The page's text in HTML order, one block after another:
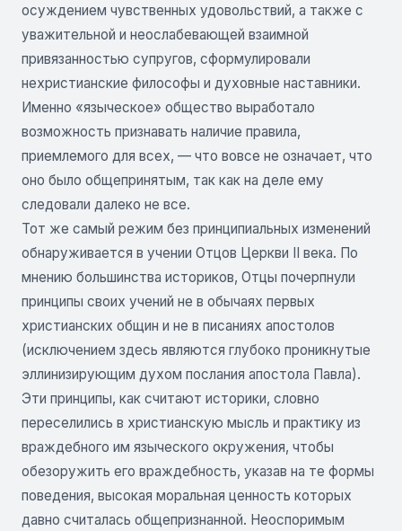
осуждением чувственных удовольствий, а также с
уважительной и неослабевающей взаимной
привязанностью супругов, сформулировали
нехристианские философы и духовные наставники.
Именно «языческое» общество выработало
возможность признавать наличие правила,
приемлемого для всех, — что вовсе не означает, что
оно было общепринятым, так как на деле ему
следовали далеко не все.
Тот же самый режим без принципиальных изменений
обнаруживается в учении Отцов Церкви II века. По
мнению большинства историков, Отцы почерпнули
принципы своих учений не в обычаях первых
христианских общин и не в писаниях апостолов
(исключением здесь являются глубоко проникнутые
эллинизирующим духом послания апостола Павла).
Эти принципы, как считают историки, словно
переселились в христианскую мысль и практику из
враждебного им языческого окружения, чтобы
обезоружить его враждебность, указав на те формы
поведения, высокая моральная ценность которых
давно считалась общепризнанной. Неоспоримым